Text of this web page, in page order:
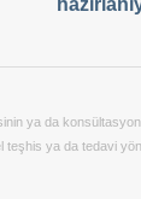
ya da
ya da tedavi